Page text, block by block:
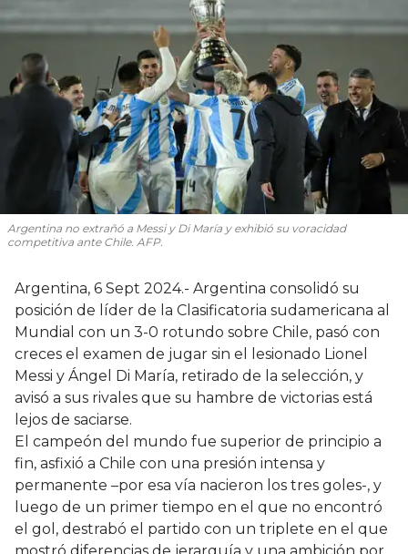
Argentina no extrañó a Messi y Di María y exhibió su voracidad
competitiva ante Chile. AFP.
Argentina, 6 Sept 2024.- Argentina consolidó su
posición de líder de la Clasificatoria sudamericana al
Mundial con un 3-0 rotundo sobre Chile, pasó con
creces el examen de jugar sin el lesionado Lionel
Messi y Ángel Di María, retirado de la selección, y
avisó a sus rivales que su hambre de victorias está
lejos de saciarse.
El campeón del mundo fue superior de principio a
fin, asfixió a Chile con una presión intensa y
permanente –por esa vía nacieron los tres goles-, y
luego de un primer tiempo en el que no encontró
el gol, destrabó el partido con un triplete en el que